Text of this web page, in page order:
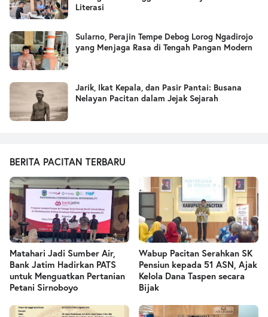
Literasi
Sularno, Perajin Tempe Debog Lorog Ngadirojo
yang Menjaga Rasa di Tengah Pangan Modern
Jarik, Ikat Kepala, dan Pasir Pantai: Busana
Nelayan Pacitan dalam Jejak Sejarah
BERITA PACITAN TERBARU
Matahari Jadi Sumber Air,
Bank Jatim Hadirkan PATS
untuk Menguatkan Pertanian
Petani Sirnoboyo
Wabup Pacitan Serahkan SK
Pensiun kepada 51 ASN, Ajak
Kelola Dana Taspen secara
Bijak